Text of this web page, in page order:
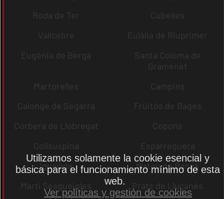
Roda de Ter
Cubelles
Vallcebre
Eulàlia de Riuprimer
Eugènia de Berga
Santa Coloma de
Gramenet
Martorelles
Campins
Calonge de Segarra
Fruitós de Bages
Corbera de Llobregat
Copons
Collsuspina
Esparreguera
Igualada
Mateu de Bages
Martí Sesgueioles
Prats de Lluçanès
Utilizamos solamente la cookie esencial y
básica para el funcionamiento mínimo de esta
web.
Ver políticas y gestión de cookies